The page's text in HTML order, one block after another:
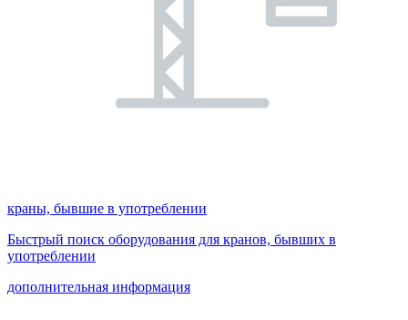
краны, бывшие в употреблении
Быстрый поиск оборудования для кранов, бывших в
употреблении
дополнительная информация